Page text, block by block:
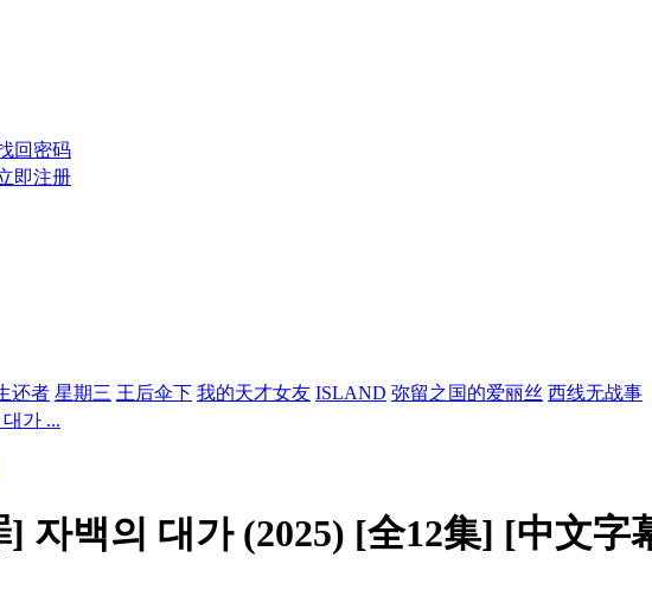
回密码
即注册
还者 星期三 王后伞下 我的天才女友 ISLAND 弥留之国的爱丽丝 西线无战事
가 ...
자백의 대가 (2025) [全12集] [中文字